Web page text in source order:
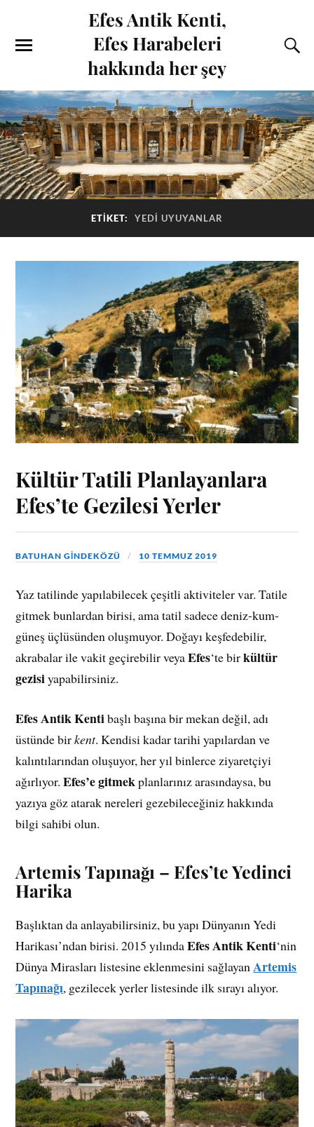
Efes Antik Kenti,
Efes Harabeleri
hakkında her şey
ETIKET: YEDI UYUYANLAR
Kültür Tatili Planlayanlara
Efes’te Gezilesi Yerler
BATUHAN GINDEKÖZÜ 10 TEMMUZ 2019
Yaz tatilinde yapılabilecek çeşitli aktiviteler var. Tatile
gitmek bunlardan birisi, ama tatil sadece deniz-kum-
güneş üçlüsünden oluşmuyor. Doğayı keşfedebilir,
akrabalar ile vakit geçirebilir veyaEfes‘te birkültür
gezisiyapabilirsiniz.
Efes Antik Kentibaşlı başına bir mekan değil, adı
üstünde birkent. Kendisi kadar tarihi yapılardan ve
kalıntılarından oluşuyor, her yıl binlerce ziyaretçiyi
ağırlıyor.Efes’e gitmekplanlarınız arasındaysa, bu
yazıya göz atarak nereleri gezebileceğiniz hakkında
bilgi sahibi olun.
Artemis Tapınağı – Efes’te Yedinci
Harika
Başlıktan da anlayabilirsiniz, bu yapı Dünyanın Yedi
Harikası’ndan birisi. 2015 yılındaEfes Antik Kenti‘nin
Dünya Mirasları listesine eklenmesini sağlayan Artemis
Tapınağı, gezilecek yerler listesinde ilk sırayı alıyor.